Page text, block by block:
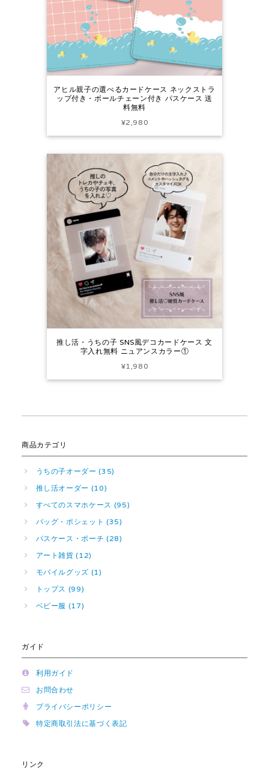
アヒル親子の選べるカードケース ネックストラ
ップ付き・ボールチェーン付き パスケース 送
料無料
¥2,980
推し活・うちの子 SNS風デコカードケース 文
字入れ無料 ニュアンスカラー①
¥1,980
商品カテゴリ
うちの子オーダー (35)
推し活オーダー (10)
すべてのスマホケース (95)
バッグ・ポシェット (35)
パスケース・ポーチ (28)
アート雑貨 (12)
モバイルグッズ (1)
トップス (99)
ベビー服 (17)
ガイド
利用ガイド
お問合わせ
プライバシーポリシー
特定商取引法に基づく表記
リンク